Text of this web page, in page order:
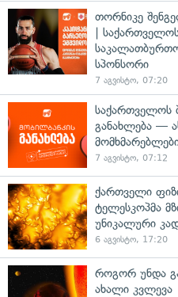
თორნიკე
|
სპონსორი
7 აგვისტო, 07:20
საქართველოს
განახლება —
7 აგვისტო, 07:12
ქართველი
ტელესკოპმა
უნიკალური
6 აგვისტო, 17:20
როგორ უნდა
ახალი კვლევა